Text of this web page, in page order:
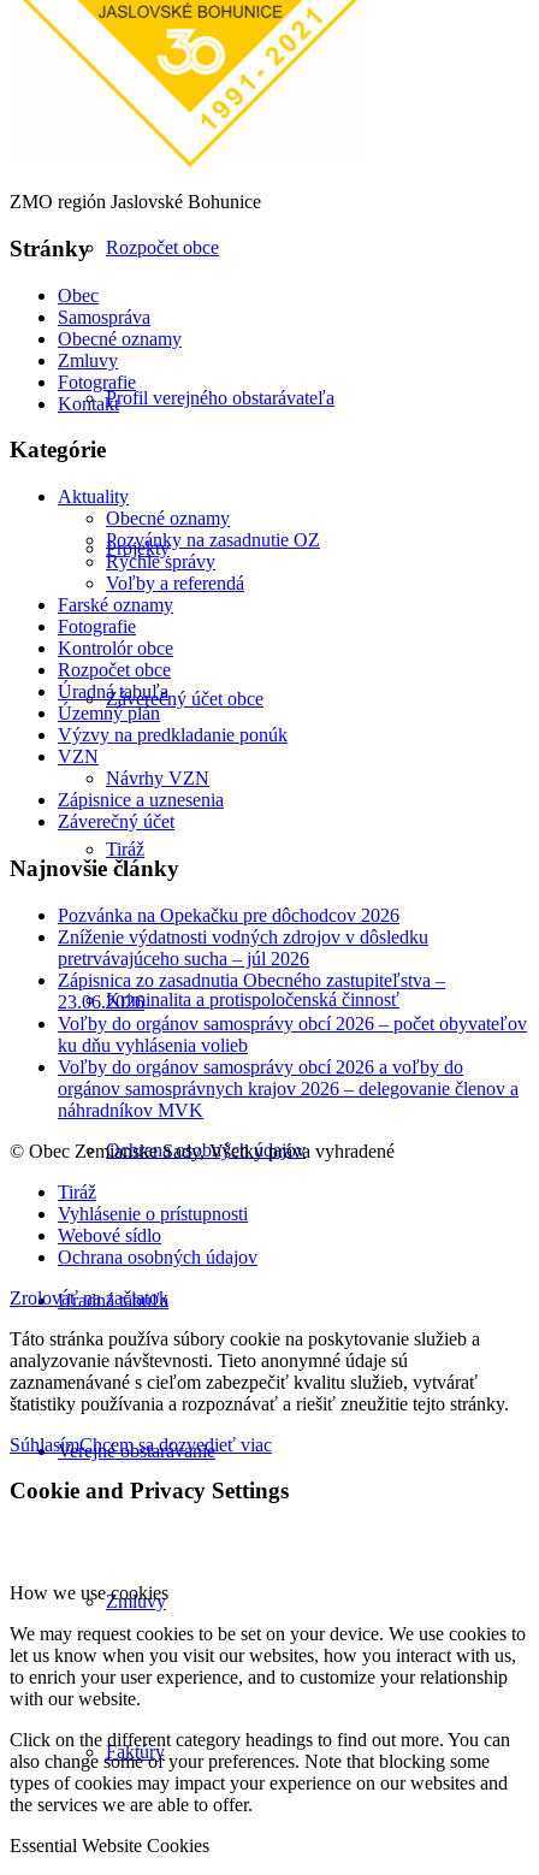
Všeobecne záväzné nariadenia
Rozpočet obce
Profil verejného obstarávateľa
Projekty
Záverečný účet obce
Tiráž
Kriminalita a protispoločenská činnosť
Ochrana osobných údajov
Úradná tabuľa
Verejné obstarávanie
Zmluvy
Faktúry
ZMO región Jaslovské Bohunice
Stránky
Obec
Samospráva
Obecné oznamy
Zmluvy
Fotografie
Kontakt
Kategórie
Aktuality
Obecné oznamy
Pozvánky na zasadnutie OZ
Rýchle správy
Voľby a referendá
Farské oznamy
Fotografie
Kontrolór obce
Rozpočet obce
Úradná tabuľa
Územný plán
Výzvy na predkladanie ponúk
VZN
Návrhy VZN
Zápisnice a uznesenia
Záverečný účet
Najnovšie články
Pozvánka na Opekačku pre dôchodcov 2026
Zníženie výdatnosti vodných zdrojov v dôsledku
pretrvávajúceho sucha – júl 2026
Zápisnica zo zasadnutia Obecného zastupiteľstva –
23.06.2026
Voľby do orgánov samosprávy obcí 2026 – počet obyvateľov
ku dňu vyhlásenia volieb
Voľby do orgánov samosprávy obcí 2026 a voľby do
orgánov samosprávnych krajov 2026 – delegovanie členov a
náhradníkov MVK
© Obec Zemianske Sady, Všetky práva vyhradené
Tiráž
Vyhlásenie o prístupnosti
Webové sídlo
Ochrana osobných údajov
Zrolovať na začiatok
Táto stránka používa súbory cookie na poskytovanie služieb a
analyzovanie návštevnosti. Tieto anonymné údaje sú
zaznamenávané s cieľom zabezpečiť kvalitu služieb, vytvárať
štatistiky používania a rozpoznávať a riešiť zneužitie tejto stránky.
SúhlasímChcem sa dozvedieť viac
Cookie and Privacy Settings
How we use cookies
We may request cookies to be set on your device. We use cookies to
let us know when you visit our websites, how you interact with us,
to enrich your user experience, and to customize your relationship
with our website.
Click on the different category headings to find out more. You can
also change some of your preferences. Note that blocking some
types of cookies may impact your experience on our websites and
the services we are able to offer.
Essential Website Cookies